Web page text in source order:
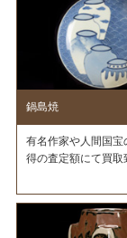
鍋島焼
有名作家や人間国宝
得の査定額にて買取